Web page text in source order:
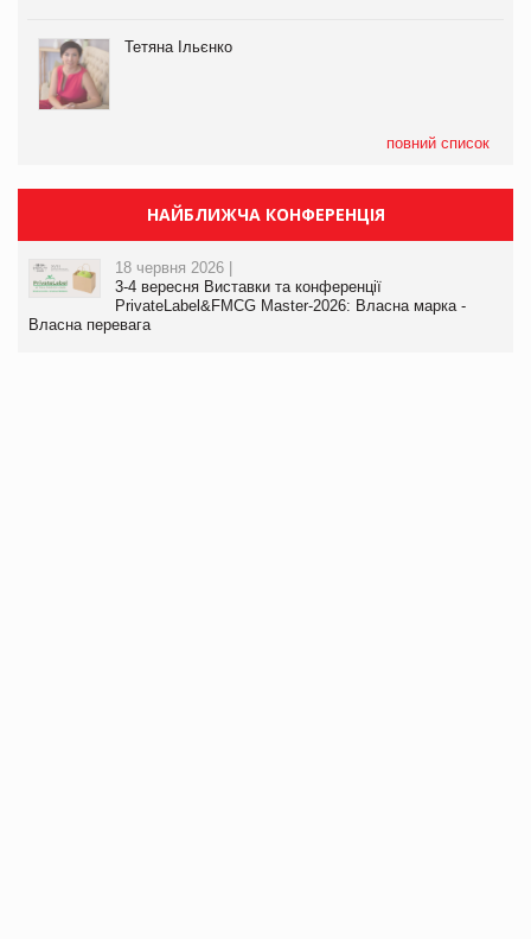
Тетяна Ільєнко
повний список
НАЙБЛИЖЧА КОНФЕРЕНЦІЯ
18 червня 2026 |
3-4 вересня Виставки та конференції
PrivateLabel&FMCG Master-2026: Власна марка -
Власна перевага